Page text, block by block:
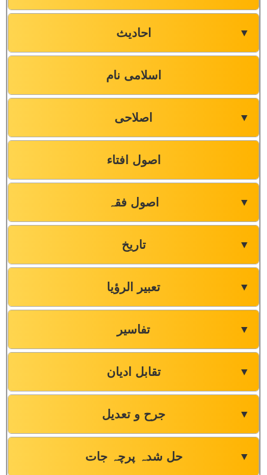
احادیث ▼
اسلامی نام
اصلاحی ▼
اصول افتاء
اصول فقہ ▼
تاریخ ▼
تعبیر الرؤیا ▼
تفاسیر ▼
تقابل ادیان ▼
جرح و تعدیل ▼
حل شدہ پرچہ جات ▼